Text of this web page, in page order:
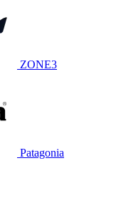
ZONE3
Patagonia